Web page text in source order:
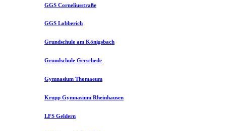
GGS Corneliusstraße
GGS Lobberich
Grundschule am Königsbach
Grundschule Gerschede
Gymnasium Thomaeum
Krupp Gymnasium Rheinhausen
LFS Geldern